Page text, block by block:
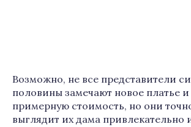
Возможно, не все представители
половины замечают новое платье и
примерную стоимость, но они
выглядит их дама привлекательно